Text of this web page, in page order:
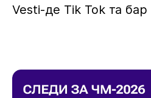
Vesti-де Tik Tok та бар